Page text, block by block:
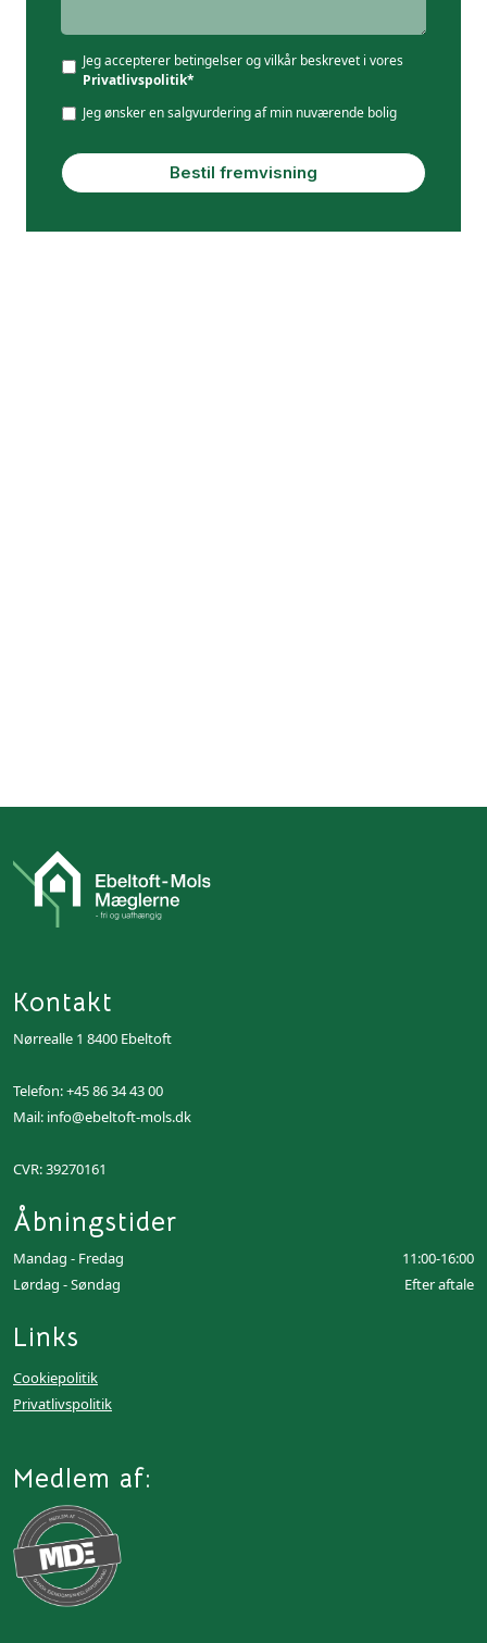
Jeg accepterer betingelser og vilkår beskrevet i vores
Privatlivspolitik*
Jeg ønsker en salgvurdering af min nuværende bolig
Kontakt
Nørrealle 1 8400 Ebeltoft
Telefon:+45 86 34 43 00
Mail: info@ebeltoft-mols.dk
CVR: 39270161
Åbningstider
Mandag - Fredag
11:00-16:00
Lørdag - Søndag
Efter aftale
Links
Cookiepolitik
Privatlivspolitik
Medlem af: